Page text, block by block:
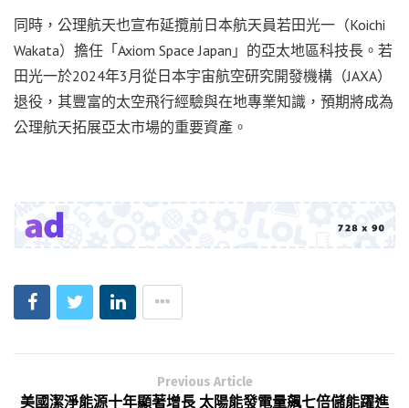
同時，公理航天也宣布延攬前日本航天員若田光一（Koichi
Wakata）擔任「Axiom Space Japan」的亞太地區科技長。若
田光一於2024年3月從日本宇宙航空研究開發機構（JAXA）
退役，其豐富的太空飛行經驗與在地專業知識，預期將成為
公理航天拓展亞太市場的重要資產。
Previous Article
美國潔淨能源十年顯著增長 太陽能發電量飆七倍儲能躍進